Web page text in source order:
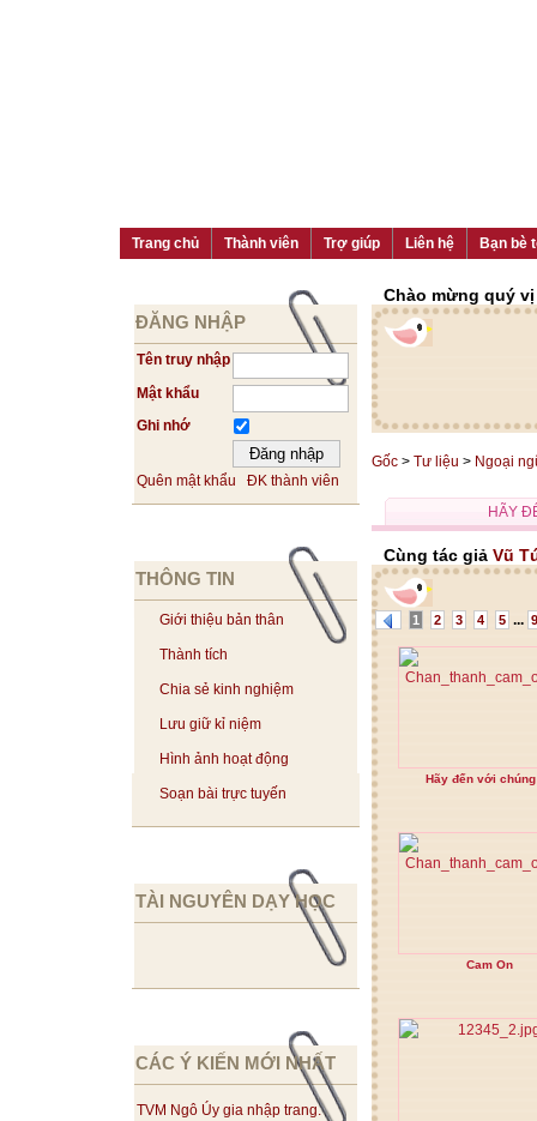
Trang chủ Thành viên Trợ giúp Liên hệ Bạn bè
ĐĂNG NHẬP
Tên truy nhập
Mật khẩu
Ghi nhớ
Quên mật khẩu ĐK thành viên
THÔNG TIN
Giới thiệu bản thân
Thành tích
Chia sẻ kinh nghiệm
Lưu giữ kỉ niệm
Hình ảnh hoạt động
Soạn bài trực tuyến
TÀI NGUYÊN DẠY HỌC
CÁC Ý KIẾN MỚI NHẤT
TVM Ngô Úy gia nhập trang.
Chào mừng quý
Gốc > Tư liệu > Ngoại
HÃY
Cùng tác giả Vũ
1 2 3 4 5 ...
Hãy đến với
Cam On